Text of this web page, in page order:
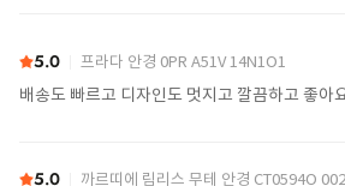
5.0 프라다 안경 0PR A51V 14N1O1
배송도 빠르고 디자인도 멋지고 깔끔하고 좋아
5.0 까르띠에 림리스 무테 안경 CT0594O 002 SILVER